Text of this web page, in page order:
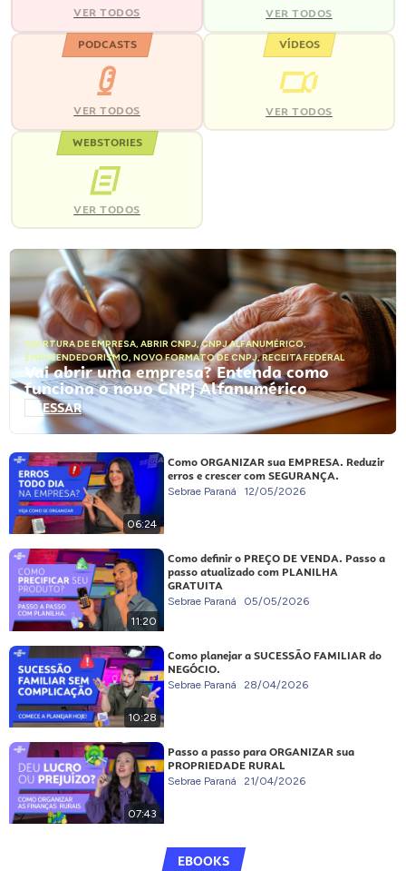
VER TODOS VER TODOS
PODCASTS
VER TODOS
VÍDEOS
VER TODOS
WEBSTORIES
VER TODOS
ABERTURA DE EMPRESA, ABRIR CNPJ,CNPJ ALFANUMÉRICO,
EMPREENDEDORISMO, NOVO FORMATO DE CNPJ,RECEITA FEDERAL
Vai abrir uma empresa? Entenda como
funciona o novo CNPJ Alfanumérico
ACESSAR
06:24
Como ORGANIZAR sua EMPRESA. Reduzir
erros e crescer com SEGURANÇA.
Sebrae Paraná 12/05/2026
11:20
Como definir o PREÇO DE VENDA. Passo a
passo atualizado com PLANILHA
GRATUITA
Sebrae Paraná 05/05/2026
10:28
Como planejar a SUCESSÃO FAMILIAR do
NEGÓCIO.
Sebrae Paraná 28/04/2026
07:43
Passo a passo para ORGANIZAR sua
PROPRIEDADE RURAL
Sebrae Paraná 21/04/2026
EBOOKS